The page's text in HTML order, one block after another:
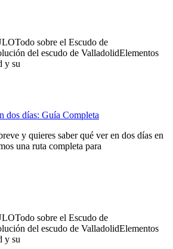
sobre el Escudo de
del escudo de ValladolidElementos
y su
dos días: Guía Completa
y quieres saber qué ver en dos días en
una ruta completa para
sobre el Escudo de
del escudo de ValladolidElementos
y su